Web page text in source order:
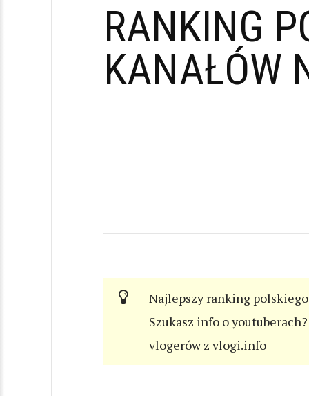
RANKING
KANAŁÓW
Najlepszy ranking
Szukasz info o
vlogerów z vlogi.info